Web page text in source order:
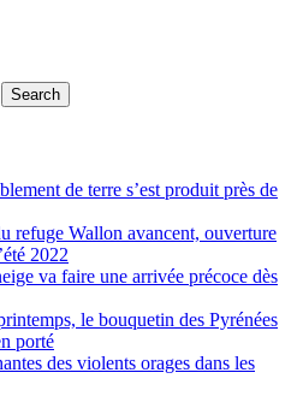
de terre s’est produit près de
refuge Wallon avancent, ouverture
2022
va faire une arrivée précoce dès
le bouquetin des Pyrénées
porté
des violents orages dans les